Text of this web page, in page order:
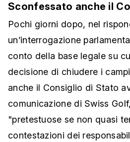
Sconfessato anche il
Pochi giorni dopo, nel
un’interrogazione
conto della base legale su
decisione di chiudere i
anche il Consiglio di Stato
comunicazione di Swiss
"pretestuose se non quasi
contestazioni dei